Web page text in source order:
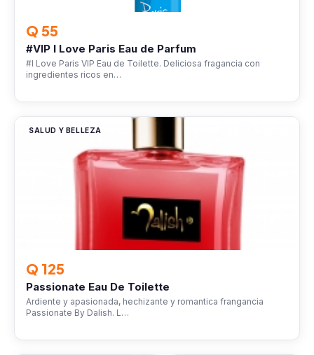
Q 55
#VIP I Love Paris Eau de Parfum
#I Love Paris VIP Eau de Toilette. Deliciosa fragancia con
ingredientes ricos en…
SALUD Y BELLEZA
Q 125
Passionate Eau De Toilette
Ardiente y apasionada, hechizante y romantica frangancia
Passionate By Dalish. L…